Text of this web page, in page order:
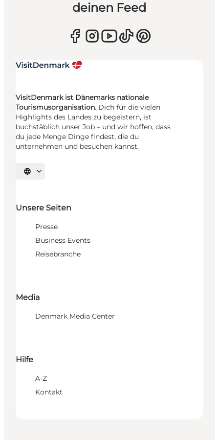
deinen Feed
VisitDenmark ist Dänemarks nationale
Tourismusorganisation. Dich für die vielen
Highlights des Landes zu begeistern, ist
buchstäblich unser Job – und wir hoffen, dass
du jede Menge Dinge findest, die du
unternehmen und besuchen kannst.
Sprache auswählen
Unsere Seiten
Presse
Business Events
Reisebranche
Media
Denmark Media Center
Hilfe
A-Z
Kontakt